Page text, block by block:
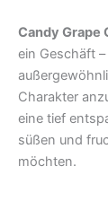
Candy Grape
ein Geschäft
Charakter
eine tief
süßen und
möchten.